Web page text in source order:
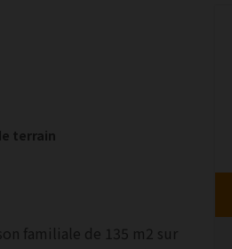
terrain
familiale de 135 m2 sur